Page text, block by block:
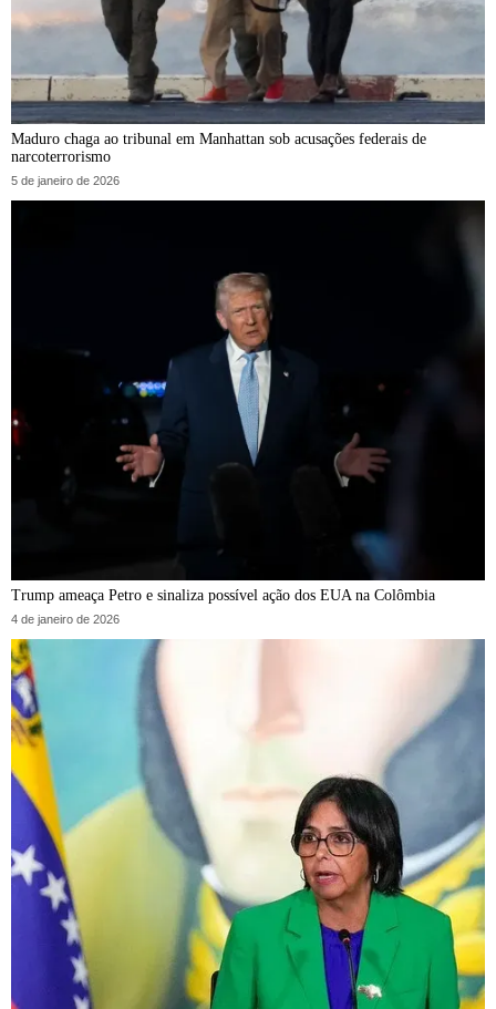
Maduro chaga ao tribunal em Manhattan sob acusações federais de
narcoterrorismo
5 de janeiro de 2026
Trump ameaça Petro e sinaliza possível ação dos EUA na Colômbia
4 de janeiro de 2026